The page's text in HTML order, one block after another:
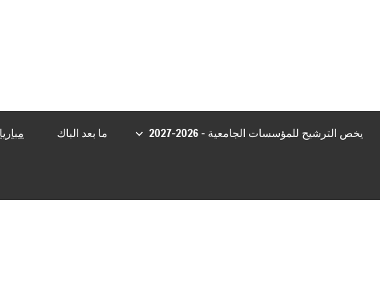
يخص الترشيح للمؤسسات الجامعية – 2026-2027 ما بعد الباك